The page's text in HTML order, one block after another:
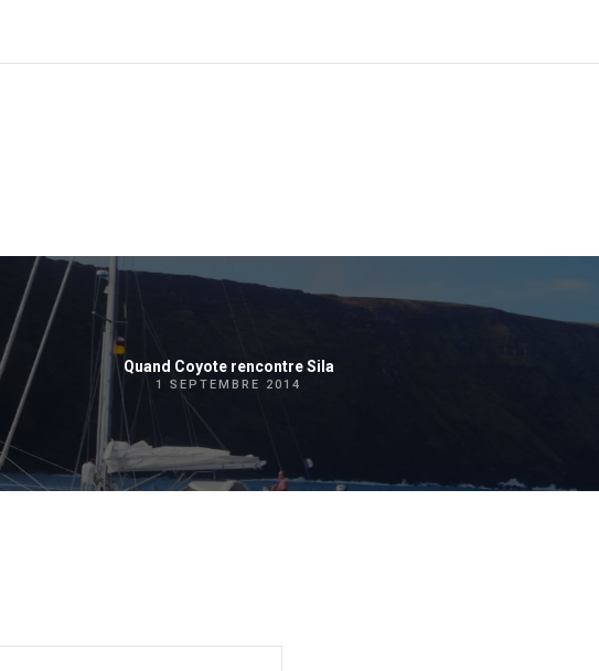
Quand Coyote rencontre Sila
1 SEPTEMBRE 2014